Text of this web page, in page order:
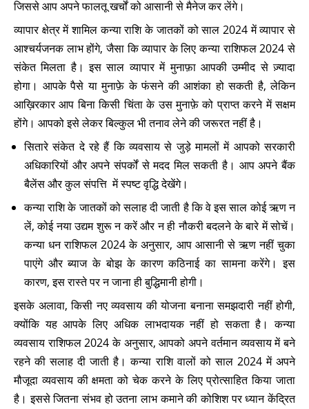
जिससे आप अपने फालतू खर्चों को आसानी से मैनेज कर लेंगे।
व्यापार क्षेत्र में शामिल कन्या राशि के जातकों को साल 2024 में व्यापार से
आश्चर्यजनक लाभ होंगे, जैसा कि व्यापार के लिए कन्या राशिफल 2024 से
संकेत मिलता है। इस साल व्यापार में मुनाफ़ा आपकी उम्मीद से ज़्यादा
होगा। आपके पैसे या मुनाफ़े के फंसने की आशंका हो सकती है, लेकिन
आख़िरकार आप बिना किसी चिंता के उस मुनाफ़े को प्राप्त करने में सक्षम
होंगे। आपको इसे लेकर बिल्कुल भी तनाव लेने की जरूरत नहीं है।
सितारे संकेत दे रहे हैं कि व्यवसाय से जुड़े मामलों में आपको सरकारी
अधिकारियों और अपने संपर्कों से मदद मिल सकती है। आप अपने बैंक
बैलेंस और कुल संपत्ति में स्पष्ट वृद्धि देखेंगे।
कन्या राशि के जातकों को सलाह दी जाती है कि वे इस साल कोई ऋण न
लें, कोई नया उद्यम शुरू न करें और न ही नौकरी बदलने के बारे में सोचें।
कन्या धन राशिफल 2024 के अनुसार, आप आसानी से ऋण नहीं चुका
पाएंगे और ब्याज के बोझ के कारण कठिनाई का सामना करेंगे। इस
कारण, इस रास्ते पर न जाना ही बुद्धिमानी होगी।
इसके अलावा, किसी नए व्यवसाय की योजना बनाना समझदारी नहीं होगी,
क्योंकि यह आपके लिए अधिक लाभदायक नहीं हो सकता है। कन्या
व्यवसाय राशिफल 2024 के अनुसार, आपको अपने वर्तमान व्यवसाय में बने
रहने की सलाह दी जाती है। कन्या राशि वालों को साल 2024 में अपने
मौजूदा व्यवसाय की क्षमता को चेक करने के लिए प्रोत्साहित किया जाता
है। इससे जितना संभव हो उतना लाभ कमाने की कोशिश पर ध्यान केंद्रित